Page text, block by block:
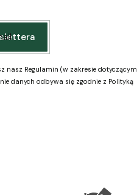
nasz Regulamin (w zakresie dotyczącym
danych odbywa się zgodnie z Polityką